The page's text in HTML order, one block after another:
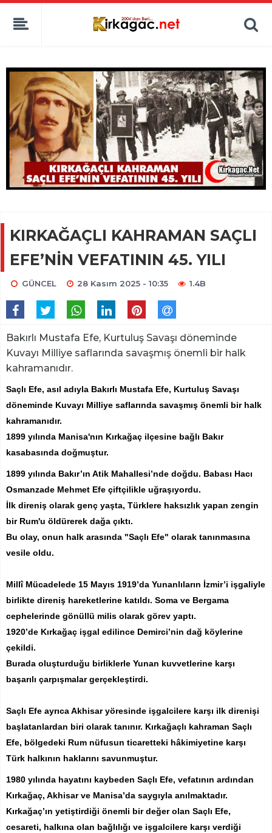
KIRKAĞAÇLI KAHRAMAN SAÇLI
EFE’NİN VEFATININ 45. YILI
GÜNCEL 28 Kasım 2025 - 10:35 1.4B
Bakırlı Mustafa Efe, Kurtuluş Savaşı döneminde
Kuvayı Milliye saflarında savaşmış önemli bir halk
kahramanıdır.
Saçlı Efe, asıl adıyla Bakırlı Mustafa Efe, Kurtuluş Savaşı
döneminde Kuvayı Milliye saflarında savaşmış önemli bir halk
kahramanıdır.
1899 yılında Manisa'nın Kırkağaç ilçesine bağlı Bakır
kasabasında doğmuştur.
1899 yılında Bakır’ın Atik Mahallesi’nde doğdu. Babası Hacı
Osmanzade Mehmet Efe çiftçilikle uğraşıyordu.
İlk direniş olarak genç yaşta, Türklere haksızlık yapan zengin
bir Rum'u öldürerek dağa çıktı.
Bu olay, onun halk arasında "Saçlı Efe" olarak tanınmasına
vesile oldu.
Millî Mücadelede 15 Mayıs 1919’da Yunanlıların İzmir’i işgaliyle
birlikte direniş hareketlerine katıldı. Soma ve Bergama
cephelerinde gönüllü milis olarak görev yaptı.
1920’de Kırkağaç işgal edilince Demirci’nin dağ köylerine
çekildi.
Burada oluşturduğu birliklerle Yunan kuvvetlerine karşı
başarılı çarpışmalar gerçekleştirdi.
Saçlı Efe ayrıca Akhisar yöresinde işgalcilere karşı ilk direnişi
başlatanlardan biri olarak tanınır. Kırkağaçlı kahraman Saçlı
Efe, bölgedeki Rum nüfusun ticaretteki hâkimiyetine karşı
Türk halkının haklarını savunmuştur.
1980 yılında hayatını kaybeden Saçlı Efe, vefatının ardından
Kırkağaç, Akhisar ve Manisa’da saygıyla anılmaktadır.
Kırkağaç’ın yetiştirdiği önemli bir değer olan Saçlı Efe,
cesareti, halkına olan bağlılığı ve işgalcilere karşı verdiği